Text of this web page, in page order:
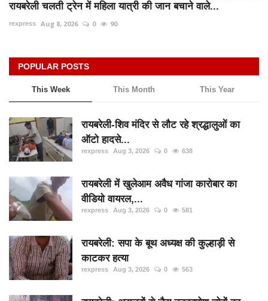
रायबरेली चलती ट्रेन में महिला यात्री की जान बचाने वाले...
rexpress Aug 8, 2026 0 90
POPULAR POSTS
This Week This Month This Year
रायबरेली-शिव मंदिर से लौट रहे श्रद्धालुओं का
ऑटो हादसे...
rexpress Aug 3, 2026 0 638
रायबरेली में खुलेआम अवैध गांजा कारोबार का
वीडियो वायरल,...
rexpress Aug 3, 2026 0 581
रायबरेली: सपा के बूथ अध्यक्ष की कुल्हाड़ी से
काटकर हत्या
rexpress Aug 3, 2026 0 563